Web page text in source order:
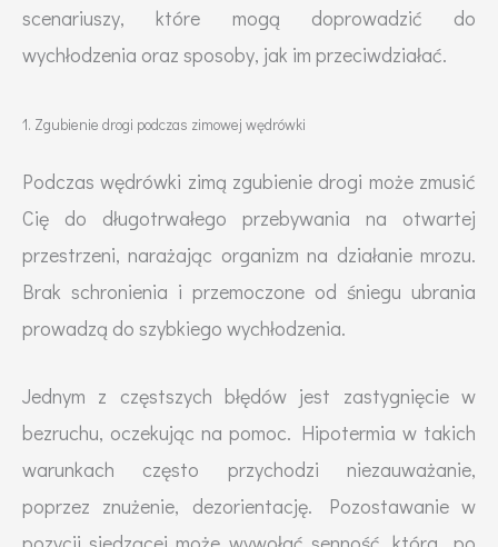
scenariuszy, które mogą doprowadzić do
wychłodzenia oraz sposoby, jak im przeciwdziałać.
1. Zgubienie drogi podczas zimowej wędrówki
Podczas wędrówki zimą zgubienie drogi może zmusić
Cię do długotrwałego przebywania na otwartej
przestrzeni, narażając organizm na działanie mrozu.
Brak schronienia i przemoczone od śniegu ubrania
prowadzą do szybkiego wychłodzenia.
Jednym z częstszych błędów jest zastygnięcie w
bezruchu, oczekując na pomoc. Hipotermia w takich
warunkach często przychodzi niezauważanie,
poprzez znużenie, dezorientację. Pozostawanie w